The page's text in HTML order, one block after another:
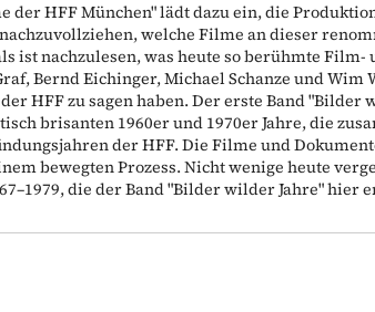
der HFF München" lädt dazu ein, die
welche Filme an dieser
ist nachzulesen, was heute so berühmte Film-
Bernd Eichinger, Michael Schanze und Wim
HFF zu sagen haben. Der erste Band "Bilder
brisanten 1960er und 1970er Jahre, die
der HFF. Die Filme und
bewegten Prozess. Nicht wenige heute
die der Band "Bilder wilder Jahre" hier